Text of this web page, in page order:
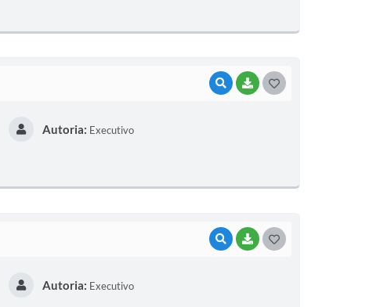
VISUALIZAR
BAIXAR
Autoria: Executivo
VISUALIZAR
BAIXAR
Autoria: Executivo